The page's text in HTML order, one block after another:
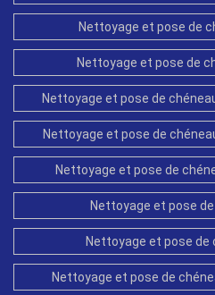
Nettoyage et pose de
Nettoyage et pose de
Nettoyage et pose de
Nettoyage et pose de
Nettoyage et pose de
Nettoyage et pose
Nettoyage et pose de
Nettoyage et pose de